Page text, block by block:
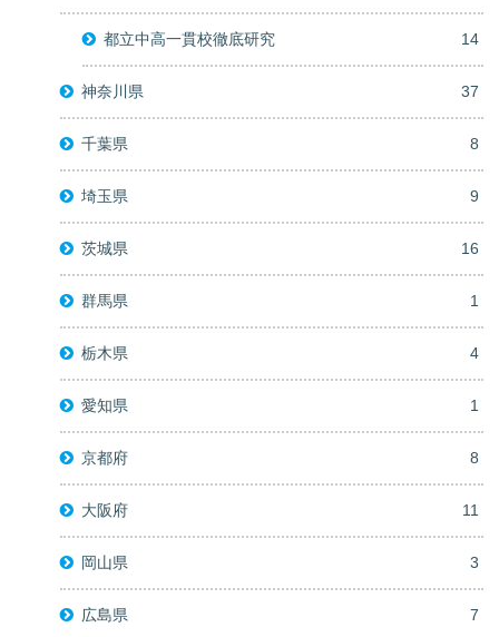
都立中高一貫校徹底研究 14
神奈川県 37
千葉県 8
埼玉県 9
茨城県 16
群馬県 1
栃木県 4
愛知県 1
京都府 8
大阪府 11
岡山県 3
広島県 7